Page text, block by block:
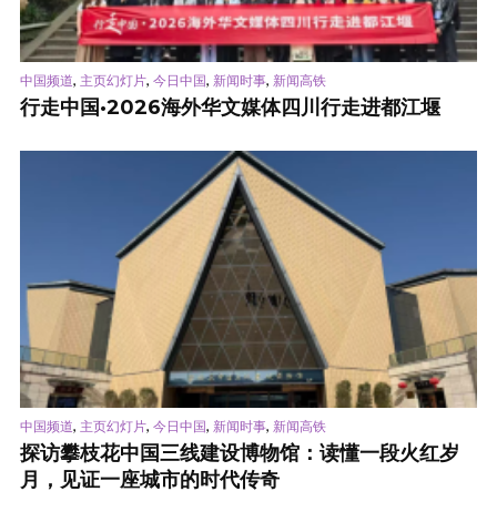
中国频道, 主页幻灯片, 今日中国, 新闻时事, 新闻高铁
行走中国·2026海外华文媒体四川行走进都江堰
中国频道, 主页幻灯片, 今日中国, 新闻时事, 新闻高铁
探访攀枝花中国三线建设博物馆：读懂一段火红岁
月，见证一座城市的时代传奇